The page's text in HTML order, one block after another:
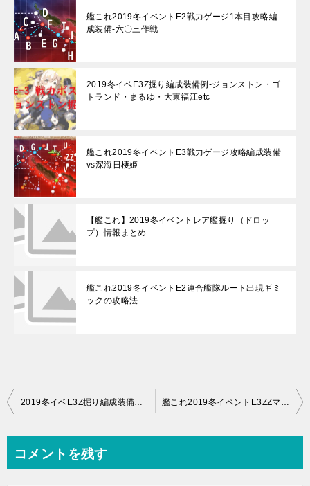
艦これ2019冬イベントE2戦力ゲージ1本目攻略編
成装備-六〇三作戦
2019冬イベE3Z掘り編成装備例-ジョンストン・ゴ
トランド・まるゆ・大東福江etc
艦これ2019冬イベントE3戦力ゲージ攻略編成装備
vs深海日棲姫
【艦これ】2019冬イベントレア艦掘り（ドロッ
プ）情報まとめ
艦これ2019冬イベントE2連合艦隊ルート出現ギミ
ックの攻略法
投
ビ
コメントを残す